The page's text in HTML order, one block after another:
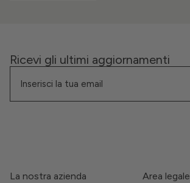
Ricevi gli ultimi aggiornamenti
La nostra azienda Area legale